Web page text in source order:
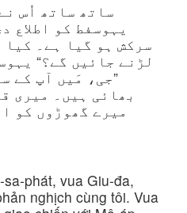
ساتھ ساتھ اُس
یہوسفط کو اطلاع
سرکش ہو گیا ہے۔
لڑنے جائیں گے؟“
”جی، مَیں آپ کے
بھائی ہیں۔ میری
میرے گھوڑوں کو
phát, vua Giu-đa,
nghịch cùng tôi. Vua